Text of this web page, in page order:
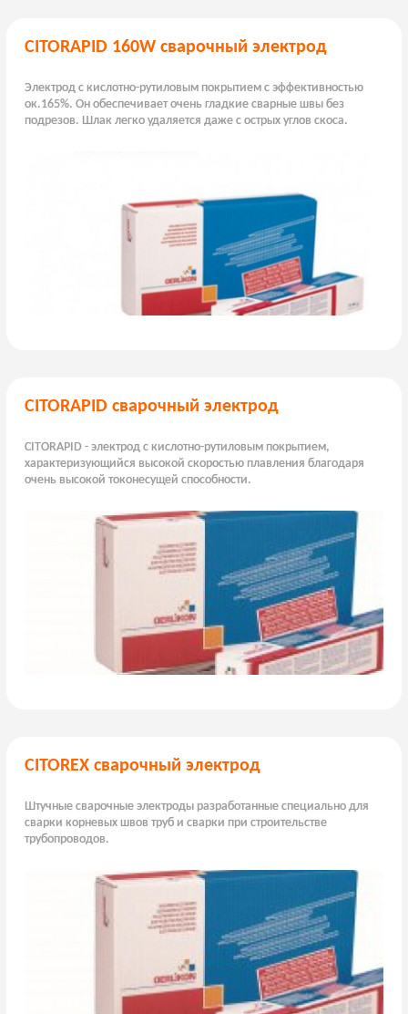
CITORAPID 160W сварочный электрод
Электрод с кислотно-рутиловым покрытием с эффективностью
ок.165%. Он обеспечивает очень гладкие сварные швы без
подрезов. Шлак легко удаляется даже с острых углов скоса.
CITORAPID сварочный электрод
CITORAPID - электрод с кислотно-рутиловым покрытием,
характеризующийся высокой скоростью плавления благодаря
очень высокой токонесущей способности.
CITOREX сварочный электрод
Штучные сварочные электроды разработанные специально для
сварки корневых швов труб и сварки при строительстве
трубопроводов.